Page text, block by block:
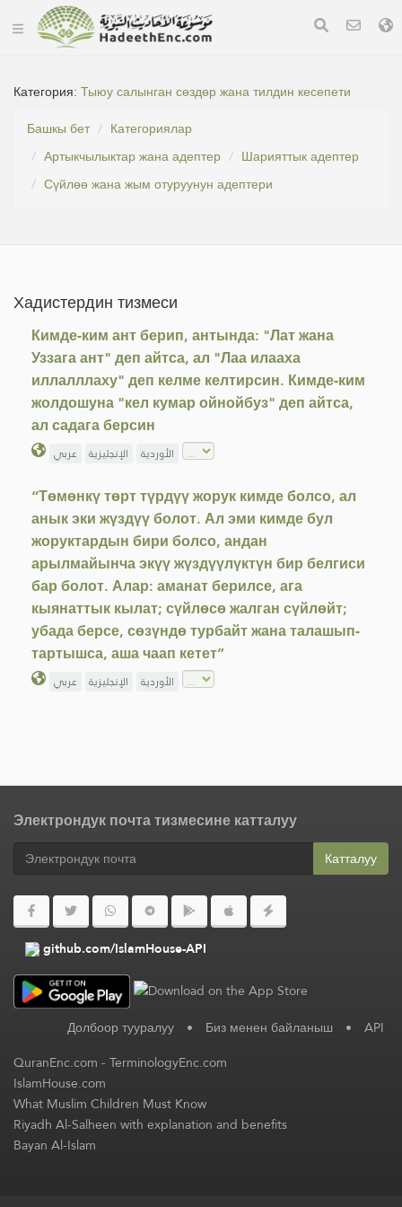
Категория:Тыюу салынган сөздөр жана тилдин кесепети
Башкы бет
Категориялар
Артыкчылыктар жана адептер
Шарияттык адептер
Сүйлөө жана жым отуруунун адептери
Хадистердин тизмеси
Кимде-ким ант берип, антында: "Лат жана
Уззага ант" деп айтса, ал "Лаа илааха
иллалллаху" деп келме келтирсин. Кимде-ким
жолдошуна "кел кумар ойнойбуз" деп айтса,
ал садага берсин
عربي الإنجليزية الأوردية
“Төмөнкү төрт түрдүү жорук кимде болсо, ал
анык эки жүздүү болот. Ал эми кимде бул
жоруктардын бири болсо, андан
арылмайынча экүү жүздүүлүктүн бир белгиси
бар болот. Алар: аманат берилсе, ага
кыянаттык кылат; сүйлөсө жалган сүйлөйт;
убада берсе, сөзүндө турбайт жана талашып-
тартышса, аша чаап кетет”
عربي الإنجليزية الأوردية
Электрондук почта тизмесине катталуу
Катталуу
github.com/IslamHouse-API
Долбоор тууралуу • Биз менен байланыш • API
QuranEnc.com-TerminologyEnc.com
IslamHouse.com
What Muslim Children Must Know
Riyadh Al-Salheen with explanation and benefits
Bayan Al-Islam